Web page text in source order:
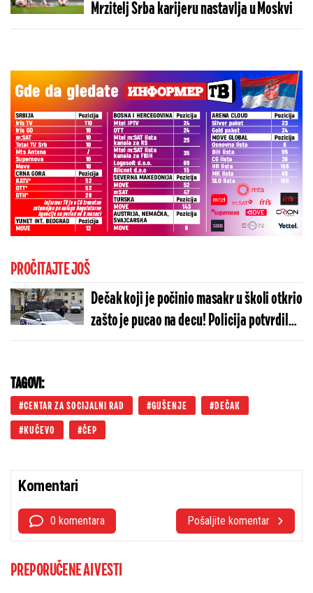
Mrzitelj Srba karijeru nastavlja u Moskvi
PROČITAJTE JOŠ
Dečak koji je počinio masakr u školi otkrio
zašto je pucao na decu! Policija potvrdila
iskaz
TAGOVI:
CENTAR ZA SOCIJALNI RAD GUŠENJE DEČAK
KUČEVO ČEP
Komentari
0 komentara Pošaljite komentar
PREPORUČENE AI VESTI